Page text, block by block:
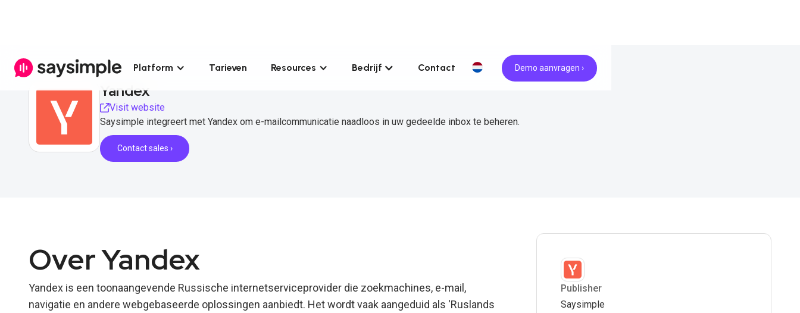
Platform Tarieven Resources Bedrijf Contact Demo aanvragen ›
Yandex
Visit website
Saysimple integreert met Yandex om e-mailcommunicatie naadloos in uw gedeelde inbox te beheren.
Contact sales ›
Over Yandex
Yandex is een toonaangevende Russische internetserviceprovider die zoekmachines, e-mail,
navigatie en andere webgebaseerde oplossingen aanbiedt. Het wordt vaak aangeduid als 'Ruslands
Publisher
Saysimple